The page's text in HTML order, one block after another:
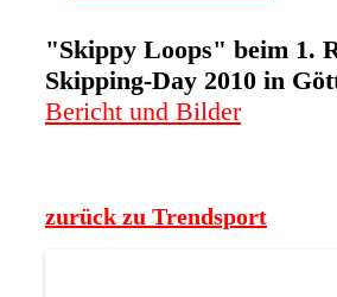
"Skippy Loops" beim 1.
Skipping-Day 2010 in
Bericht und Bilder
zurück zu Trendsport